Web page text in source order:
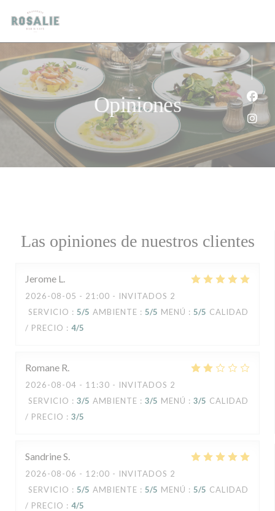
Personalización de sus opciones de cookies
Opiniones
Las opiniones de nuestros clientes
Jerome L
2026-08-05 - 21:00 - INVITADOS 2
SERVICIO : 5/5 AMBIENTE : 5/5 MENÚ : 5/5 CALIDAD
/ PRECIO : 4/5
Romane R
2026-08-04 - 11:30 - INVITADOS 2
SERVICIO : 3/5 AMBIENTE : 3/5 MENÚ : 3/5 CALIDAD
/ PRECIO : 3/5
SandrineS
2026-08-06 - 12:00 - INVITADOS 2
SERVICIO : 5/5 AMBIENTE : 5/5 MENÚ : 5/5 CALIDAD
/ PRECIO : 4/5